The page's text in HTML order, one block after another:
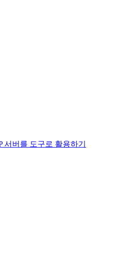
서버를 도구로 활용하기